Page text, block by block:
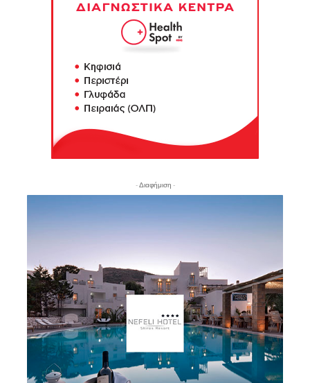
- Διαφήμιση -